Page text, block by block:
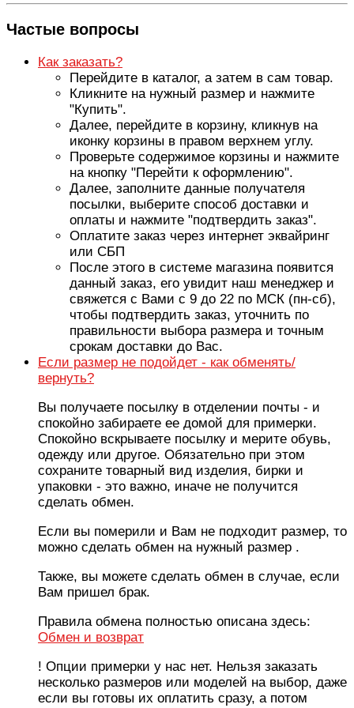
Частые вопросы
Как заказать?
Перейдите в каталог, а затем в сам товар.
Кликните на нужный размер и нажмите
"Купить".
Далее, перейдите в корзину, кликнув на
иконку корзины в правом верхнем углу.
Проверьте содержимое корзины и нажмите
на кнопку "Перейти к оформлению".
Далее, заполните данные получателя
посылки, выберите способ доставки и
оплаты и нажмите "подтвердить заказ".
Оплатите заказ через интернет эквайринг
или СБП
После этого в системе магазина появится
данный заказ, его увидит наш менеджер и
свяжется с Вами с 9 до 22 по МСК (пн-сб),
чтобы подтвердить заказ, уточнить по
правильности выбора размера и точным
срокам доставки до Вас.
Если размер не подойдет - как обменять/
вернуть?
Вы получаете посылку в отделении почты - и
спокойно забираете ее домой для примерки.
Спокойно вскрываете посылку и мерите обувь,
одежду или другое. Обязательно при этом
сохраните товарный вид изделия, бирки и
упаковки - это важно, иначе не получится
сделать обмен.
Если вы померили и Вам не подходит размер, то
можно сделать обмен на нужный размер .
Также, вы можете сделать обмен в случае, если
Вам пришел брак.
Правила обмена полностью описана здесь:
Обмен и возврат
! Опции примерки у нас нет. Нельзя заказать
несколько размеров или моделей на выбор, даже
если вы готовы их оплатить сразу, а потом